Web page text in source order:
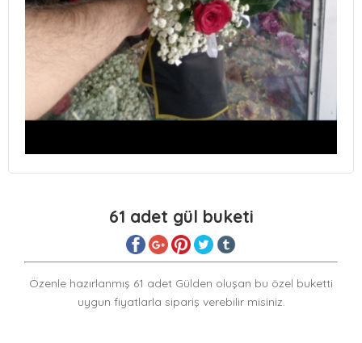
61 adet gül buketi
Özenle hazırlanmış 61 adet Gülden oluşan bu özel buketti
uygun fiyatlarla sipariş verebilir misiniz.